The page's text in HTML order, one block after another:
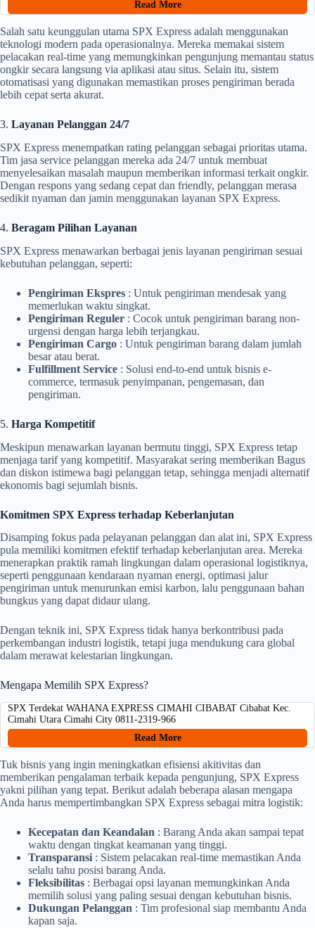
Read More
Salah satu keunggulan utama SPX Express adalah menggunakan
teknologi modern pada operasionalnya. Mereka memakai sistem
pelacakan real-time yang memungkinkan pengunjung memantau status
ongkir secara langsung via aplikasi atau situs. Selain itu, sistem
otomatisasi yang digunakan memastikan proses pengiriman berada
lebih cepat serta akurat.
3. Layanan Pelanggan 24/7
SPX Express menempatkan rating pelanggan sebagai prioritas utama.
Tim jasa service pelanggan mereka ada 24/7 untuk membuat
menyelesaikan masalah maupun memberikan informasi terkait ongkir.
Dengan respons yang sedang cepat dan friendly, pelanggan merasa
sedikit nyaman dan jamin menggunakan layanan SPX Express.
4. Beragam Pilihan Layanan
SPX Express menawarkan berbagai jenis layanan pengiriman sesuai
kebutuhan pelanggan, seperti:
Pengiriman Ekspres : Untuk pengiriman mendesak yang
memerlukan waktu singkat.
Pengiriman Reguler : Cocok untuk pengiriman barang non-
urgensi dengan harga lebih terjangkau.
Pengiriman Cargo : Untuk pengiriman barang dalam jumlah
besar atau berat.
Fulfillment Service : Solusi end-to-end untuk bisnis e-
commerce, termasuk penyimpanan, pengemasan, dan
pengiriman.
5. Harga Kompetitif
Meskipun menawarkan layanan bermutu tinggi, SPX Express tetap
menjaga tarif yang kompetitif. Masyarakat sering memberikan Bagus
dan diskon istimewa bagi pelanggan tetap, sehingga menjadi alternatif
ekonomis bagi sejumlah bisnis.
Komitmen SPX Express terhadap Keberlanjutan
Disamping fokus pada pelayanan pelanggan dan alat ini, SPX Express
pula memiliki komitmen efektif terhadap keberlanjutan area. Mereka
menerapkan praktik ramah lingkungan dalam operasional logistiknya,
seperti penggunaan kendaraan nyaman energi, optimasi jalur
pengiriman untuk menurunkan emisi karbon, lalu penggunaan bahan
bungkus yang dapat didaur ulang.
Dengan teknik ini, SPX Express tidak hanya berkontribusi pada
perkembangan industri logistik, tetapi juga mendukung cara global
dalam merawat kelestarian lingkungan.
Mengapa Memilih SPX Express?
SPX Terdekat WAHANA EXPRESS CIMAHI CIBABAT Cibabat Kec.
Cimahi Utara Cimahi City 0811-2319-966
Read More
Tuk bisnis yang ingin meningkatkan efisiensi akitivitas dan
memberikan pengalaman terbaik kepada pengunjung, SPX Express
yakni pilihan yang tepat. Berikut adalah beberapa alasan mengapa
Anda harus mempertimbangkan SPX Express sebagai mitra logistik:
Kecepatan dan Keandalan : Barang Anda akan sampai tepat
waktu dengan tingkat keamanan yang tinggi.
Transparansi : Sistem pelacakan real-time memastikan Anda
selalu tahu posisi barang Anda.
Fleksibilitas : Berbagai opsi layanan memungkinkan Anda
memilih solusi yang paling sesuai dengan kebutuhan bisnis.
Dukungan Pelanggan : Tim profesional siap membantu Anda
kapan saja.